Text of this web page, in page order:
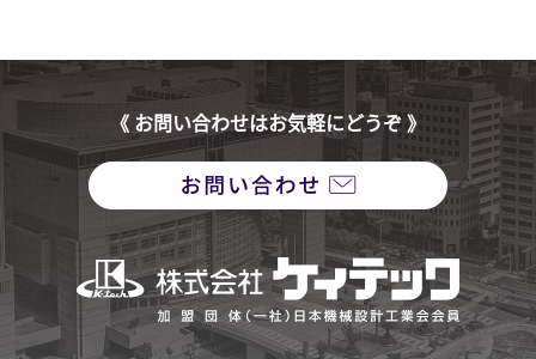
《 お問い合わせはお気軽にどうぞ 》